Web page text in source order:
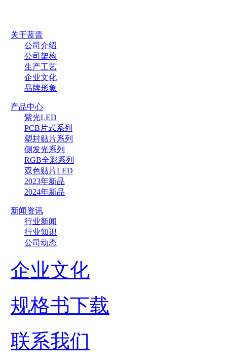
关于蓝晋
公司介绍
公司架构
生产工艺
企业文化
品牌形象
产品中心
紫光LED
PCB片式系列
塑封贴片系列
侧发光系列
RGB全彩系列
双色贴片LED
2023年新品
2024年新品
新闻资讯
行业新闻
行业知识
公司动态
企业文化
规格书下载
联系我们